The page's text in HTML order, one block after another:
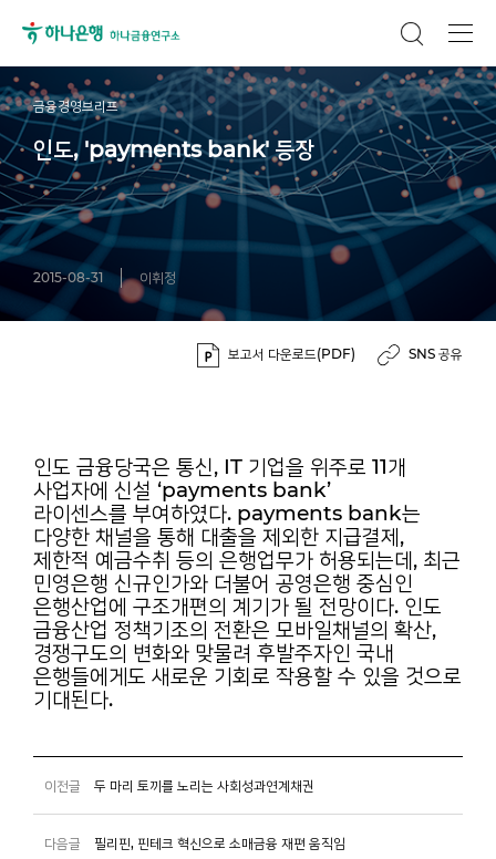
금융경영브리프
인도, 'payments bank' 등장
2015-08-31 이휘정
보고서 다운로드(PDF) SNS 공유
인도 금융당국은 통신, IT 기업을 위주로 11개
사업자에 신설 ‘payments bank’
라이센스를 부여하였다. payments bank는
다양한 채널을 통해 대출을 제외한 지급결제,
제한적 예금수취 등의 은행업무가 허용되는데, 최근
민영은행 신규인가와 더불어 공영은행 중심인
은행산업에 구조개편의 계기가 될 전망이다. 인도
금융산업 정책기조의 전환은 모바일채널의 확산,
경쟁구도의 변화와 맞물려 후발주자인 국내
은행들에게도 새로운 기회로 작용할 수 있을 것으로
기대된다.
이전글 두 마리 토끼를 노리는 사회성과연계채권
다음글 필리핀, 핀테크 혁신으로 소매금융 재편 움직임